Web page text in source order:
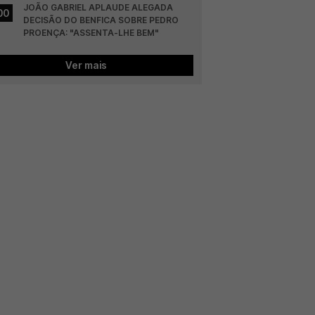
JOÃO GABRIEL APLAUDE ALEGADA
DECISÃO DO BENFICA SOBRE PEDRO
PROENÇA: "ASSENTA-LHE BEM"
Ver mais